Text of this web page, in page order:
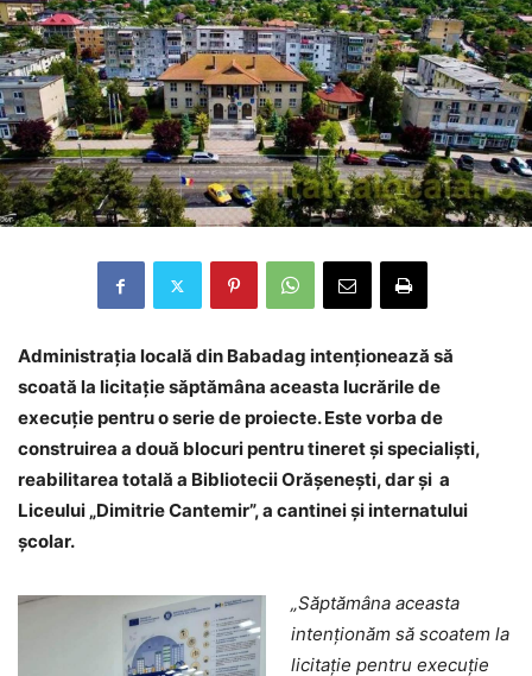
Administrația locală din Babadag intenționează să
scoată la licitație săptămâna aceasta lucrările de
execuție pentru o serie de proiecte. Este vorba de
construirea a două blocuri pentru tineret și specialiști,
reabilitarea totală a Bibliotecii Orășenești, dar și a
Liceului „Dimitrie Cantemir”, a cantinei și internatului
școlar.
„Săptămâna aceasta
intenționăm să scoatem la
licitație pentru execuție